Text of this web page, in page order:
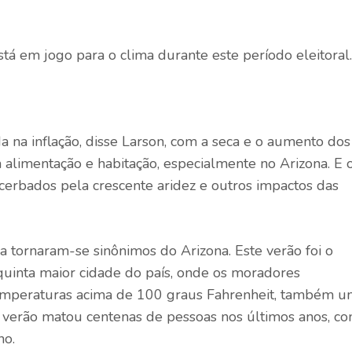
em jogo para o clima durante este período eleitoral.
inflação, disse Larson, com a seca e o aumento dos
e habitação, especialmente no Arizona. E
pela crescente aridez e outros impactos das
tornaram-se sinônimos do Arizona. Este verão foi o
maior cidade do país, onde os moradores
acima de 100 graus Fahrenheit, também
matou centenas de pessoas nos últimos anos,